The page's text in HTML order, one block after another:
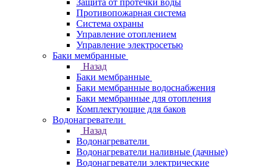
Защита от протечки воды
Противопожарная система
Система охраны
Управление отоплением
Управление электросетью
Баки мембранные
Назад
Баки мембранные
Баки мембранные водоснабжения
Баки мембранные для отопления
Комплектующие для баков
Водонагреватели
Назад
Водонагреватели
Водонагреватели наливные (дачные)
Водонагреватели электрические